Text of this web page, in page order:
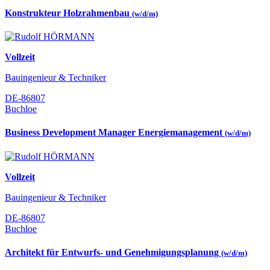
Konstrukteur Holzrahmenbau (w/d/m)
Vollzeit
Bauingenieur & Techniker
DE-86807
Buchloe
Business Development Manager Energiemanagement (w/d/m)
Vollzeit
Bauingenieur & Techniker
DE-86807
Buchloe
Architekt für Entwurfs- und Genehmigungsplanung (w/d/m)